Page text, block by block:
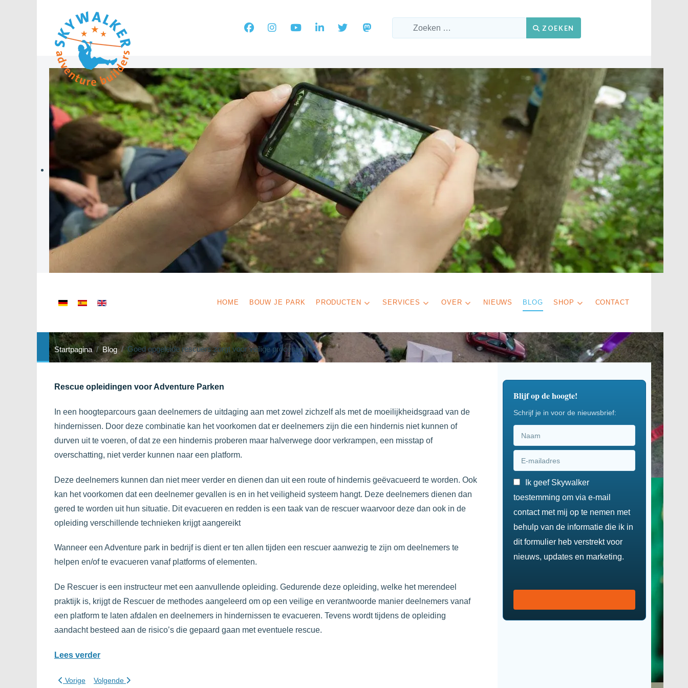
ZOEKEN
Selecteer de taal HOME BOUW JE PARK PRODUCTEN SERVICES OVER NIEUWS BLOG SHOP CONTACT
Startpagina Blog Goed opgeleide rescuers zorgt voor veilige processen
Rescue opleidingen voor Adventure Parken
In een hoogteparcours gaan deelnemers de uitdaging aan met zowel zichzelf als met de moeilijkheidsgraad van de
hindernissen. Door deze combinatie kan het voorkomen dat er deelnemers zijn die een hindernis niet kunnen of
durven uit te voeren, of dat ze een hindernis proberen maar halverwege door verkrampen, een misstap of
overschatting, niet verder kunnen naar een platform.
Deze deelnemers kunnen dan niet meer verder en dienen dan uit een route of hindernis geëvacueerd te worden. Ook
kan het voorkomen dat een deelnemer gevallen is en in het veiligheid systeem hangt. Deze deelnemers dienen dan
gered te worden uit hun situatie. Dit evacueren en redden is een taak van de rescuer waarvoor deze dan ook in de
opleiding verschillende technieken krijgt aangereikt
Wanneer een Adventure park in bedrijf is dient er ten allen tijden een rescuer aanwezig te zijn om deelnemers te
helpen en/of te evacueren vanaf platforms of elementen.
De Rescuer is een instructeur met een aanvullende opleiding. Gedurende deze opleiding, welke het merendeel
praktijk is, krijgt de Rescuer de methodes aangeleerd om op een veilige en verantwoorde manier deelnemers vanaf
een platform te laten afdalen en deelnemers in hindernissen te evacueren. Tevens wordt tijdens de opleiding
aandacht besteed aan de risico’s die gepaard gaan met eventuele rescue.
Lees verder
Vorig artikel: Joytime in Grolloo investeert in beleving
Vorige Volgende artikel: Adventurepark management training essentieel voor operatie
Volgende
Blijf op de hoogte!
Schrijf je in voor de nieuwsbrief:
Ik geef Skywalker
toestemming om via e-mail
contact met mij op te nemen met
behulp van de informatie die ik in
dit formulier heb verstrekt voor
nieuws, updates en marketing.